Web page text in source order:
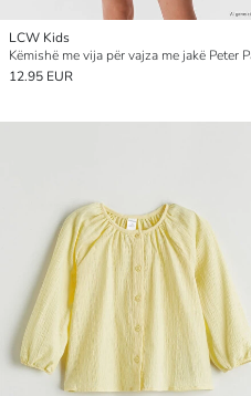
LCW Kids
Këmishë me vija për vajza me jakë Peter
12.95 EUR